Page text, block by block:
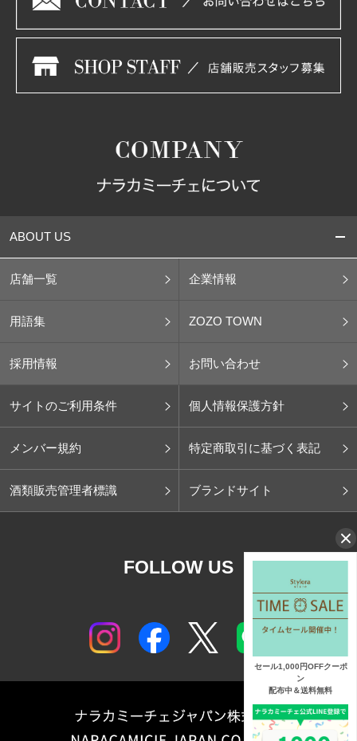
ABOUT US
店舗一覧 企業情報
用語集 ZOZO TOWN
採用情報 お問い合わせ
サイトのご利用条件 個人情報保護方針
メンバー規約 特定商取引に基づく表記
酒類販売管理者標識 ブランドサイト
FOLLOW US
セール1,000円OFFクーポ
ン
配布中＆送料無料